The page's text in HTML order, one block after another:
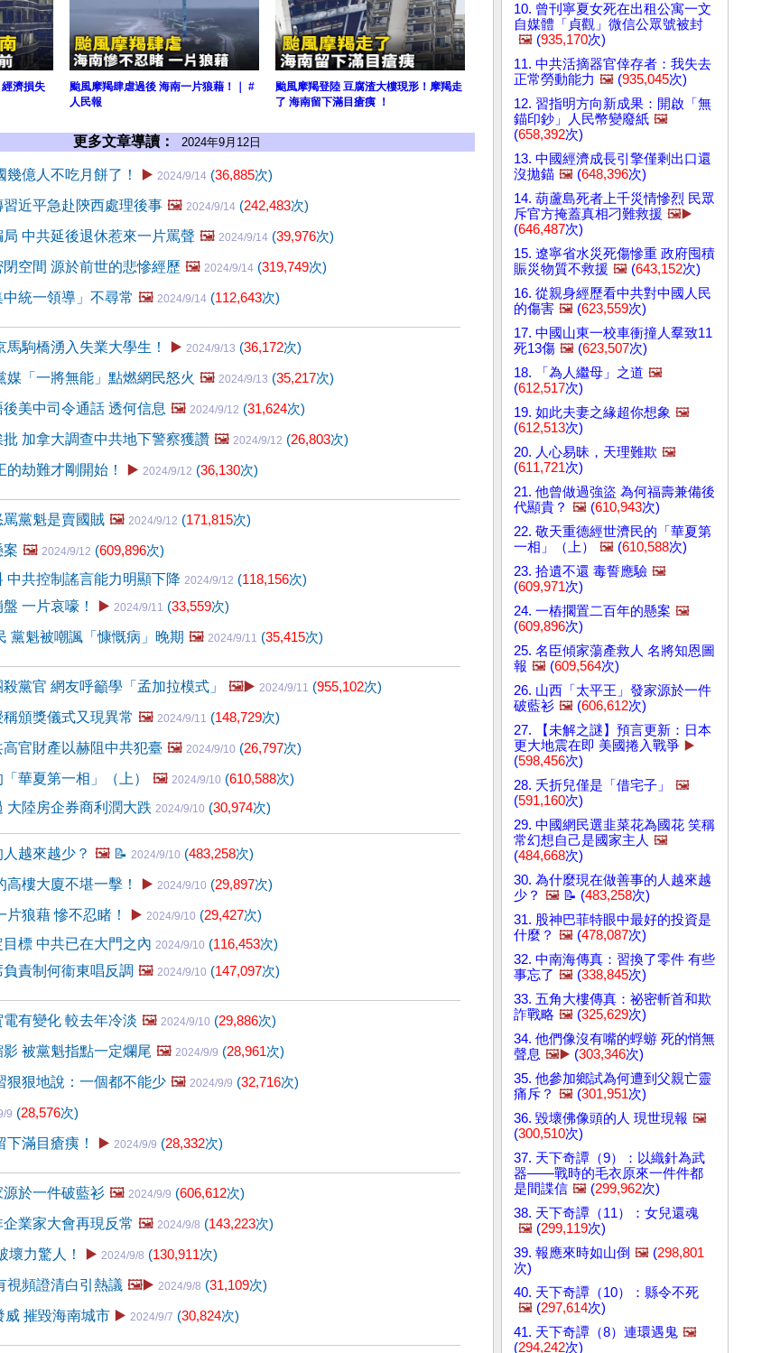
濟損失
颱風摩羯肆虐過後 海南一片狼藉！｜ #
人民報
颱風摩羯登陸 豆腐渣大樓現形！摩羯走
了 海南留下滿目瘡痍 ！
更多文章導讀： 2024年9月12日
億人不吃月餅了！ ▶️ 2024/9/14 (36,885次)
近平急赴陝西處理後事 🖼️ 2024/9/14 (242,483次)
中共延後退休惹來一片罵聲 🖼️ 2024/9/14 (39,976次)
空間 源於前世的悲慘經歷 🖼️ 2024/9/14 (319,749次)
統一領導」不尋常 🖼️ 2024/9/14 (112,643次)
駒橋湧入失業大學生！ ▶️ 2024/9/13 (36,172次)
媒「一將無能」點燃網民怒火 🖼️ 2024/9/13 (35,217次)
美中司令通話 透何信息 🖼️ 2024/9/12 (31,624次)
加拿大調查中共地下警察獲讚 🖼️ 2024/9/12 (26,803次)
劫難才剛開始！
▶️ 2024/9/12 (36,130次)
黨魁是賣國賊 🖼️ 2024/9/12 (171,815次)
案 🖼️ 2024/9/12 (609,896次)
中共控制謠言能力明顯下降 2024/9/12 (118,156次)
一片哀嚎！
▶️ 2024/9/11 (33,559次)
黨魁被嘲諷「慷慨病」晚期 🖼️ 2024/9/11 (35,415次)
黨官 網友呼籲學「孟加拉模式」 🖼️▶️ 2024/9/11 (955,102次)
頒獎儀式又現異常 🖼️ 2024/9/11 (148,729次)
官財產以赫阻中共犯臺 🖼️ 2024/9/10 (26,797次)
華夏第一相」（上）
🖼️ 2024/9/10 (610,588次)
大陸房企券商利潤大跌 2024/9/10 (30,974次)
越來越少？ 🖼️ 📝 2024/9/10 (483,258次)
樓大廈不堪一擊！
▶️ 2024/9/10 (29,897次)
狼藉 慘不忍睹！
▶️ 2024/9/10 (29,427次)
標 中共已在大門之內 2024/9/10 (116,453次)
責制何衞東唱反調 🖼️ 2024/9/10 (147,097次)
有變化 較去年冷淡 🖼️ 2024/9/10 (29,886次)
被黨魁指點一定爛尾 🖼️ 2024/9/9 (28,961次)
狠狠地說：一個都不能少 🖼️ 2024/9/9 (32,716次)
9 (28,576次)
下滿目瘡痍！
▶️ 2024/9/9 (28,332次)
於一件破藍衫 🖼️ 2024/9/9 (606,612次)
業家大會再現反常 🖼️ 2024/9/8 (143,223次)
壞力驚人！
▶️ 2024/9/8 (130,911次)
視頻證清白引熱議 🖼️▶️ 2024/9/8 (31,109次)
威 摧毀海南城市 ▶️ 2024/9/7 (30,824次)
10. 曾刊寧夏女死在出租公寓一文
自媒體「貞觀」微信公眾號被封
🖼️ (935,170次)
11. 中共活摘器官倖存者：我失去
正常勞動能力 🖼️ (935,045次)
12. 習指明方向新成果：開啟「無
錨印鈔」人民幣變廢紙 🖼️
(658,392次)
13. 中國經濟成長引擎僅剩出口還
沒拋錨 🖼️ (648,396次)
14. 葫蘆島死者上千災情慘烈 民眾
斥官方掩蓋真相刁難救援 🖼️▶️
(646,487次)
15. 遼寧省水災死傷慘重 政府囤積
賑災物質不救援 🖼️ (643,152次)
16. 從親身經歷看中共對中國人民
的傷害 🖼️ (623,559次)
17. 中國山東一校車衝撞人羣致11
死13傷 🖼️ (623,507次)
18. 「為人繼母」之道 🖼️
(612,517次)
19. 如此夫妻之緣超你想象 🖼️
(612,513次)
20. 人心易昧，天理難欺 🖼️
(611,721次)
21. 他曾做過強盜 為何福壽兼備後
代顯貴？ 🖼️ (610,943次)
22. 敬天重德經世濟民的「華夏第
一相」（上）
🖼️ (610,588次)
23. 拾遺不還 毒誓應驗 🖼️
(609,971次)
24. 一樁擱置二百年的懸案 🖼️
(609,896次)
25. 名臣傾家蕩產救人 名將知恩圖
報 🖼️ (609,564次)
26. 山西「太平王」發家源於一件
破藍衫 🖼️ (606,612次)
27. 【未解之謎】預言更新：日本
更大地震在即 美國捲入戰爭 ▶️
(598,456次)
28. 夭折兒僅是「借宅子」
🖼️
(591,160次)
29. 中國網民選韭菜花為國花 笑稱
常幻想自己是國家主人 🖼️
(484,668次)
30. 為什麼現在做善事的人越來越
少？ 🖼️ 📝 (483,258次)
31. 股神巴菲特眼中最好的投資是
什麼？ 🖼️ (478,087次)
32. 中南海傳真：習換了零件 有些
事忘了 🖼️ (338,845次)
33. 五角大樓傳真：祕密斬首和欺
詐戰略 🖼️ (325,629次)
34. 他們像沒有嘴的蜉蝣 死的悄無
聲息 🖼️▶️ (303,346次)
35. 他參加鄉試為何遭到父親亡靈
痛斥？ 🖼️ (301,951次)
36. 毀壞佛像頭的人 現世現報 🖼️
(300,510次)
37. 天下奇譚（9）：以織針為武
器——戰時的毛衣原來一件件都
是間諜信 🖼️ (299,962次)
38. 天下奇譚（11）：女兒還魂
🖼️ (299,119次)
39. 報應來時如山倒 🖼️ (298,801
次)
40. 天下奇譚（10）：縣令不死
🖼️ (297,614次)
41. 天下奇譚（8）連環遇鬼 🖼️
(294,242次)